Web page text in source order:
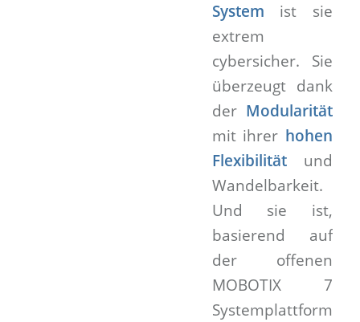
System ist sie
extrem
cybersicher. Sie
überzeugt dank
der Modularität
mit ihrer hohen
Flexibilitätund
Wandelbarkeit.
Und sie ist,
basierend auf
der offenen
MOBOTIX 7
Systemplattform